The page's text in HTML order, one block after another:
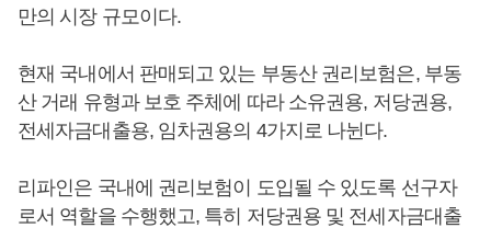
만의 시장 규모이다.
현재 국내에서 판매되고 있는 부동산 권리보험은, 부동
산 거래 유형과 보호 주체에 따라 소유권용, 저당권용,
전세자금대출용, 임차권용의 4가지로 나뉜다.
리파인은 국내에 권리보험이 도입될 수 있도록 선구자
로서 역할을 수행했고, 특히 저당권용 및 전세자금대출